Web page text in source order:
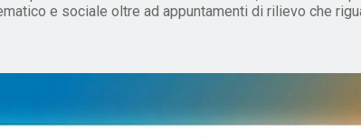
e sociale oltre ad appuntamenti di rilievo che